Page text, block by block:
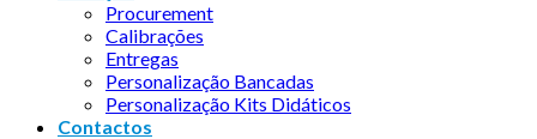
Procurement
Calibrações
Entregas
Personalização Bancadas
Personalização Kits Didáticos
Contactos